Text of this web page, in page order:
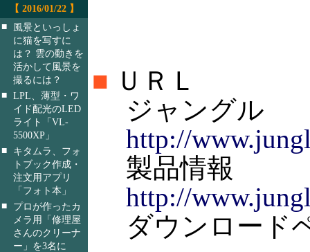
【 2016/01/22 】
■
風景といっしょ
に猫を写すに
は？ 雲の動きを
活かして風景を
撮るには？
■ LPL、薄型・ワ
イド配光のLED
ライト「VL-
5500XP」
■
キタムラ、フォ
トブック作成・
注文用アプリ
「フォト本」
■
プロが作ったカ
メラ用「修理屋
さんのクリーナ
ー」を3名に
■ ＵＲＬ
ジャングル
http://
製品情報
http://
ダウンロード